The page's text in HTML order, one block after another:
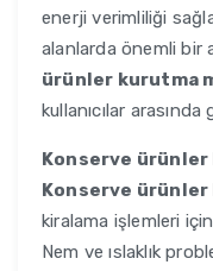
enerji verimliliği
alanlarda önemli bir
ürünler kurutma
kullanıcılar
Konserve
Konserve
kiralama işlemleri
Nem ve ıslaklık